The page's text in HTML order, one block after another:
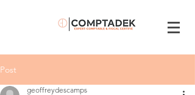
Post
geoffreydescamps